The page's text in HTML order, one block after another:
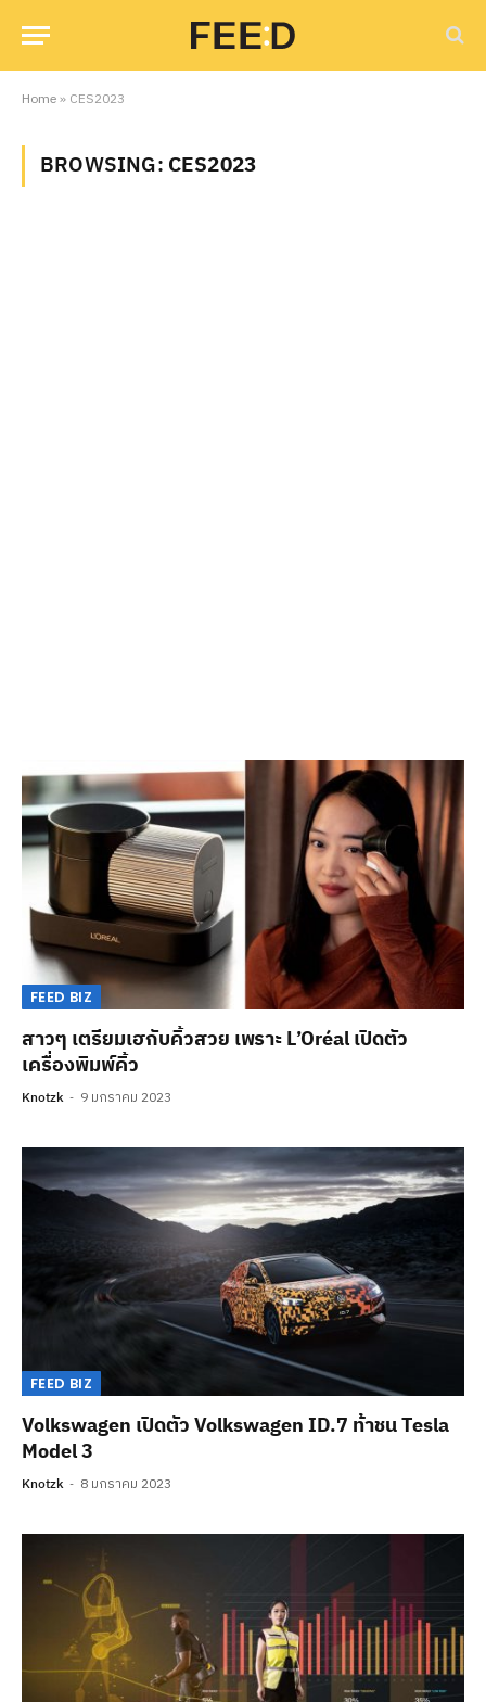
Home» CES2023
BROWSING:CES2023
FEED BIZ
สาวๆ เตรียมเฮกับคิ้วสวย เพราะ L’Oréal เปิดตัว
เครื่องพิมพ์คิ้ว
Knotzk 9 มกราคม 2023
FEED BIZ
Volkswagen เปิดตัว Volkswagen ID.7 ท้าชน Tesla
Model 3
Knotzk 8 มกราคม 2023